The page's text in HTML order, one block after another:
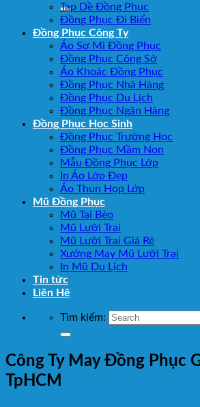
Tạp Dề Đồng Phục
Đồng Phục Đi Biển
Đồng Phục Công Ty
Áo Sơ Mi Đồng Phục
Đồng Phục Công Sở
Áo Khoác Đồng Phục
Đồng Phục Nhà Hàng
Đồng Phục Du Lịch
Đồng Phục Ngân Hàng
Đồng Phục Học Sinh
Đồng Phục Trường Học
Đồng Phục Mầm Non
Mẫu Đồng Phục Lớp
In Áo Lớp Đẹp
Áo Thun Họp Lớp
Mũ Đồng Phục
Mũ Tai Bèo
Mũ Lưỡi Trai
Mũ Lưỡi Trai Giá Rẻ
Xưởng May Mũ Lưỡi Trai
In Mũ Du Lịch
Tin tức
Liên Hệ
Tìm kiếm:
Công Ty May Đồng Phục
TpHCM